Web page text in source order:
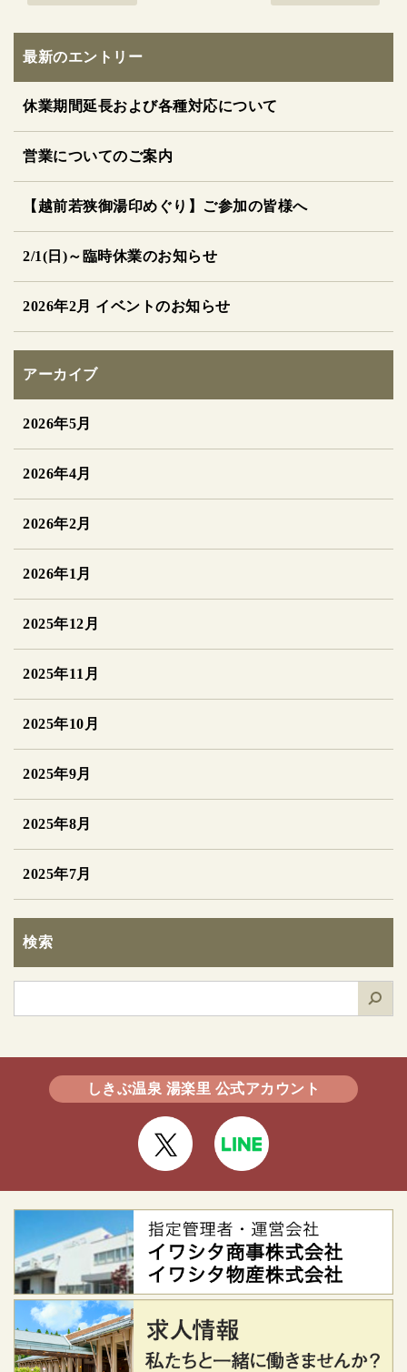
最新のエントリー
休業期間延長および各種対応について
営業についてのご案内
【越前若狭御湯印めぐり】ご参加の皆様へ
2/1(日)～臨時休業のお知らせ
2026年2月 イベントのお知らせ
アーカイブ
2026年5月
2026年4月
2026年2月
2026年1月
2025年12月
2025年11月
2025年10月
2025年9月
2025年8月
2025年7月
検索
しきぶ温泉 湯楽里 公式アカウント